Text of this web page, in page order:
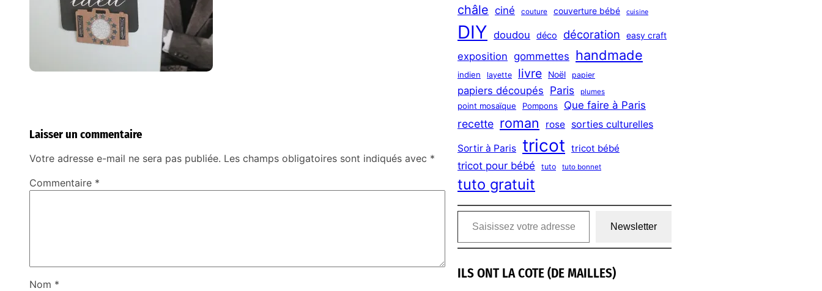
Laisser un commentaire
Votre adresse e-mail ne sera pas publiée. Les champs obligatoires sont indiqués avec *
Commentaire *
Nom *
châle ciné couture couverture bébé cuisine
DIY doudou déco décoration easy craft
exposition gommettes handmade
indien layette livre Noël papier
papiers découpés Paris plumes
point mosaïque Pompons Que faire à Paris
recette roman rose sorties culturelles
Sortir à Paris tricot tricot bébé
tricot pour bébé tuto tuto bonnet
tuto gratuit
Saisissez votre adresse e-mail…
Newsletter
ILS ONT LA COTE (DE MAILLES)